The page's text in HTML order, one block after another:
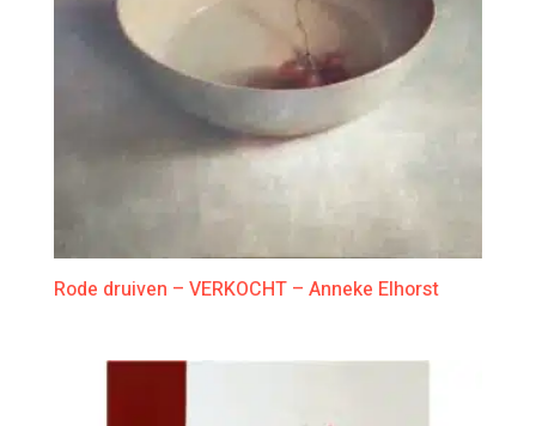
Rode druiven – VERKOCHT – Anneke Elhorst